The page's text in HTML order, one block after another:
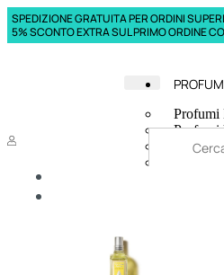
SPEDIZIONE GRATUITA PER ORDINI
5% SCONTO EXTRA SUL PRIMO ORDINE
Profumi
Profumi